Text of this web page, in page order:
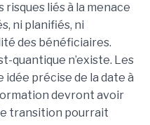
risques liés à la menace
ni planifiés, ni
des bénéficiaires.
quantique n’existe. Les
idée précise de la date à
devront avoir
transition pourrait